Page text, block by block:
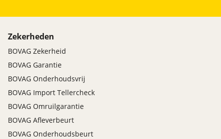
Zekerheden
BOVAG Zekerheid
BOVAG Garantie
BOVAG Onderhoudsvrij
BOVAG Import Tellercheck
BOVAG Omruilgarantie
BOVAG Afleverbeurt
BOVAG Onderhoudsbeurt